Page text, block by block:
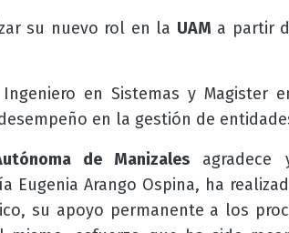
su nuevo rol en la UAM a partir
en Sistemas y Magister
en la gestión de
de Manizales
Eugenia Arango Ospina, ha
su apoyo permanente a los